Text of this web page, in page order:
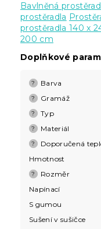
Bavlněná
prostěradla
prostěradla 140 x
200 cm
Doplňkové
? Barva
? Gramáž
? Typ
? Materiál
? Doporučená
Hmotnost
? Rozměr
Napínací
S gumou
Sušení v sušičce